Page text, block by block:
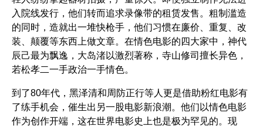
入院线发行，他们转而追求录像带的租赁发售。粗制滥造
的同时，造就出一堆快枪手，他们习惯在廉价、重复、改
装、颠覆等东西上做文章。在情色电影的四大家中，神代
辰己最为飘逸，大岛渚以激烈著称，寺山修司擅长异色，
若松孝二一手政治一手情色。
到了80年代，黑泽清和周防正行等人更是借助粉红电影有
了练手机会，催生出另一股电影新浪潮。他们以情色电影
作为创作开端，这在世界电影史上也是极为罕见的。现